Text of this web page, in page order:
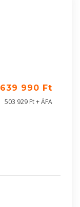
639 990 Ft
503 929 Ft + ÁFA